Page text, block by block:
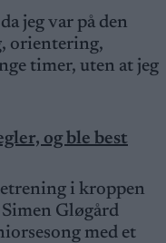
jeg var på den
orientering,
timer, uten at jeg
og ble best
i kroppen
Gløgård
med et